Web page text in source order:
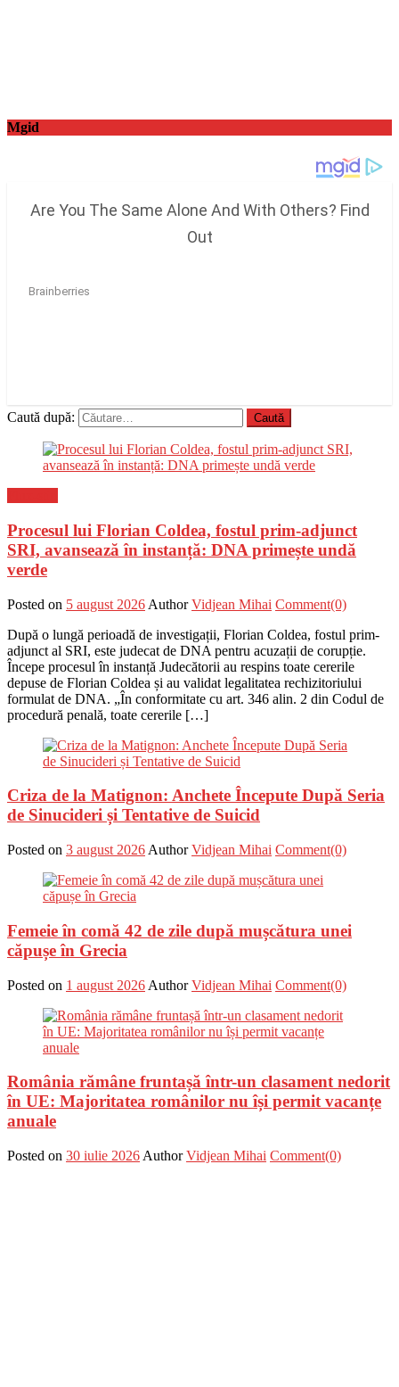
Mgid
Caută după:
Procesul lui Florian Coldea, fostul prim-adjunct
SRI, avansează în instanță: DNA primește undă
verde
Posted on 5 august 2026 Author Vidjean Mihai Comment(0)
După o lungă perioadă de investigații, Florian Coldea, fostul prim-
adjunct al SRI, este judecat de DNA pentru acuzații de corupție.
Începe procesul în instanță Judecătorii au respins toate cererile
depuse de Florian Coldea și au validat legalitatea rechizitoriului
formulat de DNA. „În conformitate cu art. 346 alin. 2 din Codul de
procedură penală, toate cererile […]
Criza de la Matignon: Anchete Începute După Seria
de Sinucideri și Tentative de Suicid
Posted on 3 august 2026 Author Vidjean Mihai Comment(0)
Femeie în comă 42 de zile după mușcătura unei
căpușe în Grecia
Posted on 1 august 2026 Author Vidjean Mihai Comment(0)
România rămâne fruntașă într-un clasament nedorit
în UE: Majoritatea românilor nu își permit vacanțe
anuale
Posted on 30 iulie 2026 Author Vidjean Mihai Comment(0)